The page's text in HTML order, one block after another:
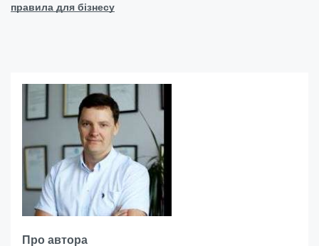
правила для бізнесу
Про автора